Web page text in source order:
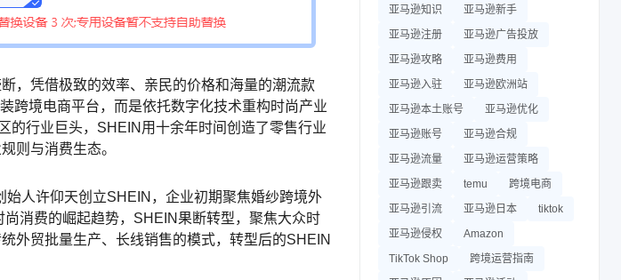
，凭借极致的效率、亲民的价格和海量的潮流款
跨境电商平台，而是依托数字化技术重构时尚产业
的行业巨头，SHEIN用十余年时间创造了零售行业
则与消费生态。
人许仰天创立SHEIN，企业初期聚焦婚纱跨境外
消费的崛起趋势，SHEIN果断转型，聚焦大众时
外贸批量生产、长线销售的模式，转型后的SHEIN
亚马逊知识
亚马逊新手
亚马逊注册
亚马逊广告投放
亚马逊攻略
亚马逊费用
亚马逊入驻
亚马逊欧洲站
亚马逊本土账号
亚马逊优化
亚马逊账号
亚马逊合规
亚马逊流量
亚马逊运营策略
亚马逊跟卖
temu
跨境电商
亚马逊引流
亚马逊日本
tiktok
亚马逊侵权
Amazon
TikTok Shop
跨境运营指南